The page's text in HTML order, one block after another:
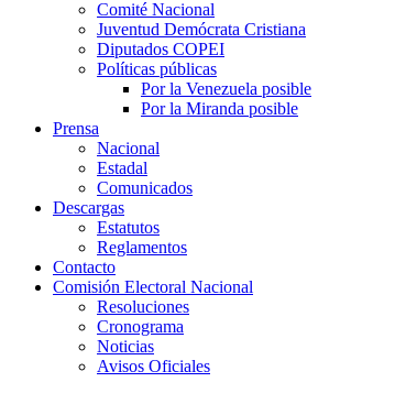
Comité Nacional
Juventud Demócrata Cristiana
Diputados COPEI
Políticas públicas
Por la Venezuela posible
Por la Miranda posible
Prensa
Nacional
Estadal
Comunicados
Descargas
Estatutos
Reglamentos
Contacto
Comisión Electoral Nacional
Resoluciones
Cronograma
Noticias
Avisos Oficiales